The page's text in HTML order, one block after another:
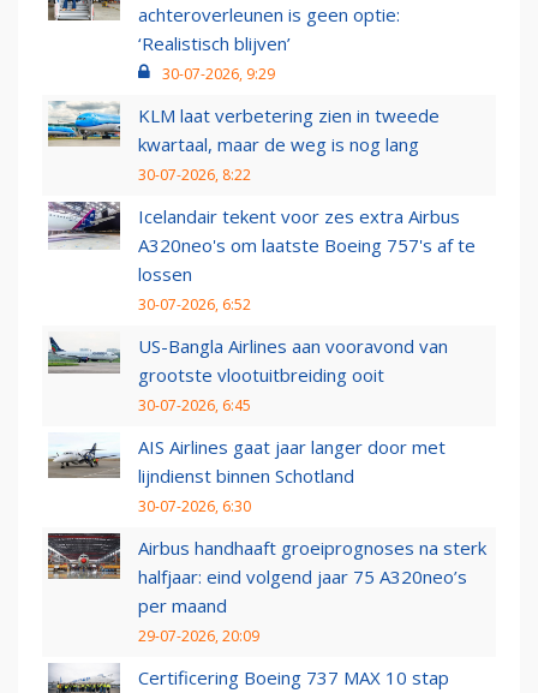
achteroverleunen is geen optie:
‘Realistisch blijven’
30-07-2026, 9:29
KLM laat verbetering zien in tweede
kwartaal, maar de weg is nog lang
30-07-2026, 8:22
Icelandair tekent voor zes extra Airbus
A320neo's om laatste Boeing 757's af te
lossen
30-07-2026, 6:52
US-Bangla Airlines aan vooravond van
grootste vlootuitbreiding ooit
30-07-2026, 6:45
AIS Airlines gaat jaar langer door met
lijndienst binnen Schotland
30-07-2026, 6:30
Airbus handhaaft groeiprognoses na sterk
halfjaar: eind volgend jaar 75 A320neo’s
per maand
29-07-2026, 20:09
Certificering Boeing 737 MAX 10 stap